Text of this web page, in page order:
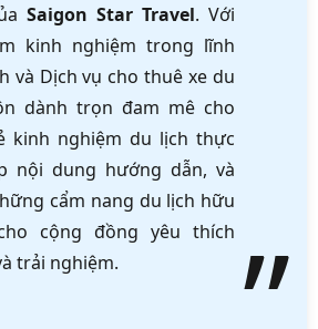
Saigon Star Travel. Với
kinh nghiệm trong lĩnh
và Dịch vụ cho thuê xe du
dành trọn đam mê cho
kinh nghiệm du lịch thực
nội dung hướng dẫn, và
cẩm nang du lịch hữu
cộng đồng yêu thích
trải nghiệm.